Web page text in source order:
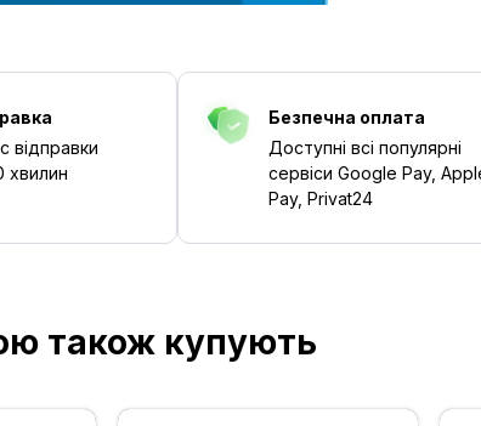
відправки
хвилин
Безпечна оплата
Доступні всі популярні
сервіси Google Pay,
Pay, Privat24
також купують